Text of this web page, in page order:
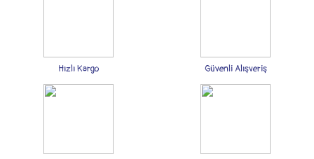
Hızlı Kargo Güvenli Alışveriş